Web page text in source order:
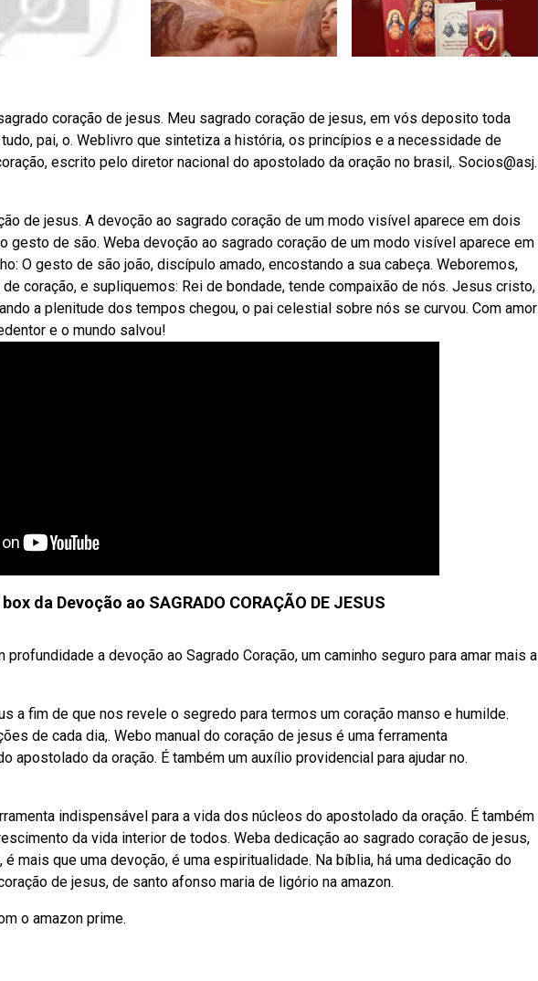
coração de jesus. Meu sagrado coração de jesus, em vós deposito toda
pai, o. Weblivro que sintetiza a história, os princípios e a necessidade de
escrito pelo diretor nacional do apostolado da oração no brasil,. Socios@asj.
de jesus. A devoção ao sagrado coração de um modo visível aparece em dois
gesto de são. Weba devoção ao sagrado coração de um modo visível aparece em
O gesto de são joão, discípulo amado, encostando a sua cabeça. Weboremos,
coração, e supliquemos: Rei de bondade, tende compaixão de nós. Jesus cristo,
a plenitude dos tempos chegou, o pai celestial sobre nós se curvou. Com amor
e o mundo salvou!
da Devoção ao SAGRADO CORAÇÃO DE JESUS
a devoção ao Sagrado Coração, um caminho seguro para amar mais a
a fim de que nos revele o segredo para termos um coração manso e humilde.
de cada dia,. Webo manual do coração de jesus é uma ferramenta
apostolado da oração. É também um auxílio providencial para ajudar no.
indispensável para a vida dos núcleos do apostolado da oração. É também
da vida interior de todos. Weba dedicação ao sagrado coração de jesus,
mais que uma devoção, é uma espiritualidade. Na bíblia, há uma dedicação do
de jesus, de santo afonso maria de ligório na amazon.
o amazon prime.